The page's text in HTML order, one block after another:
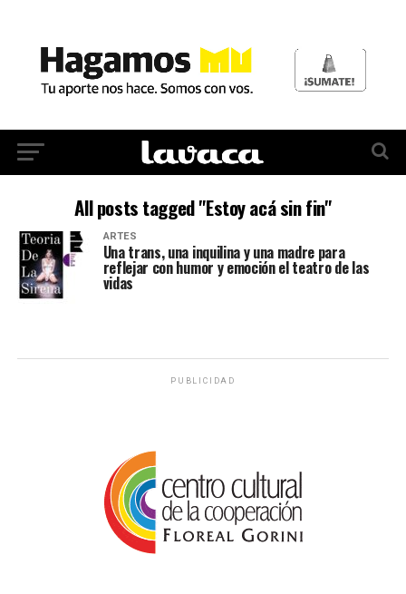
All posts tagged "Estoy acá sin fin"
ARTES
Una trans, una inquilina y una madre para
reflejar con humor y emoción el teatro de las
vidas
PUBLICIDAD